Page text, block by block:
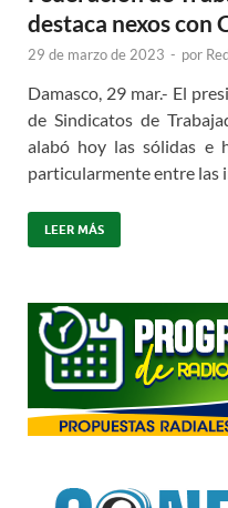
destaca nexos con
29 de marzo de 2023 - por
Damasco, 29 mar.- El
de Sindicatos de
alabó hoy las sólidas e
particularmente entre las
LEER MÁS